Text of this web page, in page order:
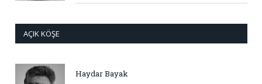
AÇIK KÖŞE
Haydar Bayak